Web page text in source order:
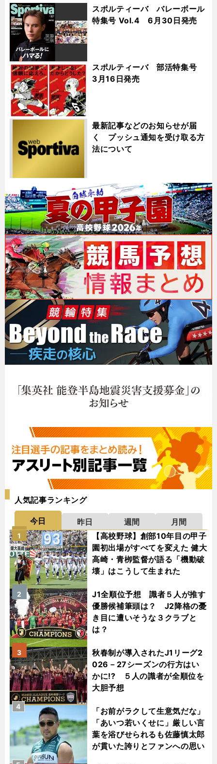
スポルティーバ バレーボール
特集号 Vol.4 6月30日発売
スポルティーバ 部活特集号
3月16日発売
最新記事などのお知らせが届
く プッシュ通知を受け取る方
法について
人気記事ランキング
今日 昨日 週間
月間
【高校野球】創部10年目の甲子
園初出場がすべてを変えた 健大
高崎・青栁監督が語る「機動破
壊」はこうして生まれた
1
J1全順位予想 識者５人が推す
優勝候補筆頭は？ J2降格の憂
き目に遭いそうな３クラブと
は？
2
秋春制が導入されたJ1リーグ2
026－27シーズンの行方はい
かに!? ５人の識者が全順位を
大胆予想
3
「お前がラクして生意気だな」
「あいつ若いくせに」厳しい言
葉を浴びせられるも佐藤慎太郎
が貫いた誇りとファンへの思い
4